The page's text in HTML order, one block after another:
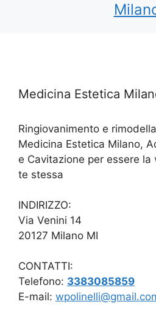
Medicina Estetica
Ringiovanimento e
Medicina Estetica Milano,
e Cavitazione per essere la
te stessa
INDIRIZZO:
Via Venini 14
20127 Milano MI
CONTATTI:
Telefono: 3383085859
E-mail: